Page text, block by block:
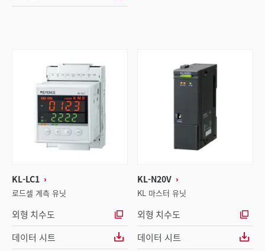
KL-LC1
로드셀 계측 유닛
외형 치수도
데이터 시트
KL-N20V
KL 마스터 유닛
외형 치수도
데이터 시트